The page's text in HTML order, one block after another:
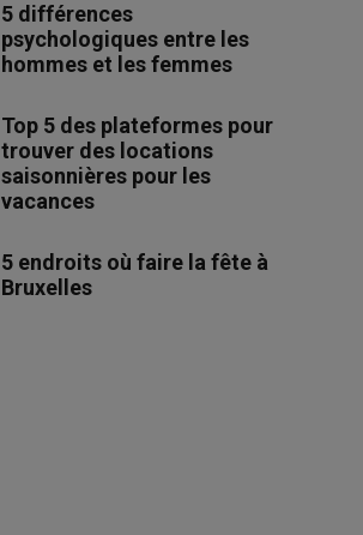
5 différences
psychologiques entre les
hommes et les femmes
Top 5 des plateformes pour
trouver des locations
saisonnières pour les
vacances
5 endroits où faire la fête à
Bruxelles